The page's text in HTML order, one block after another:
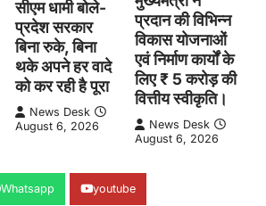
सीएम धामी बोले-
प्रदेश सरकार
बिना रुके, बिना
थके अपने हर वादे
को कर रही है पूरा
News Desk
August 6, 2026
प्रदान की विभिन्न
विकास योजनाओं
एवं निर्माण कार्यों के
लिए ₹ 5 करोड़ की
वित्तीय स्वीकृति।
News Desk
August 6, 2026
Whatsapp youtube